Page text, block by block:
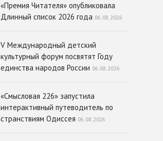
«Премия Читателя» опубликовала
Длинный список 2026 года 06.08.2026
V Международный детский
культурный форум посвятят Году
единства народов России 06.08.2026
«Смысловая 226» запустила
интерактивный путеводитель по
странствиям Одиссея 06.08.2026